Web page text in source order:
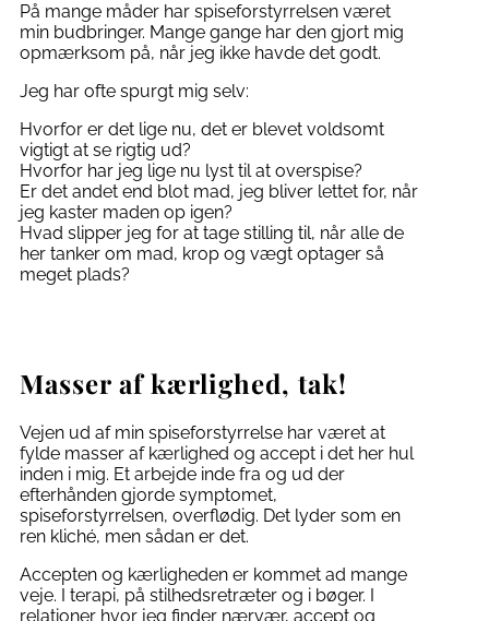
På mange måder har spiseforstyrrelsen været
min budbringer. Mange gange har den gjort mig
opmærksom på, når jeg ikke havde det godt.
Jeg har ofte spurgt mig selv:
Hvorfor er det lige nu, det er blevet voldsomt
vigtigt at se rigtig ud?
Hvorfor har jeg lige nu lyst til at overspise?
Er det andet end blot mad, jeg bliver lettet for, når
jeg kaster maden op igen?
Hvad slipper jeg for at tage stilling til, når alle de
her tanker om mad, krop og vægt optager så
meget plads?
Masser af kærlighed, tak!
Vejen ud af min spiseforstyrrelse har været at
fylde masser af kærlighed og accept i det her hul
inden i mig. Et arbejde inde fra og ud der
efterhånden gjorde symptomet,
spiseforstyrrelsen, overflødig. Det lyder som en
ren kliché, men sådan er det.
Accepten og kærligheden er kommet ad mange
veje. I terapi, på stilhedsretræter og i bøger. I
relationer hvor jeg finder nærvær, accept og